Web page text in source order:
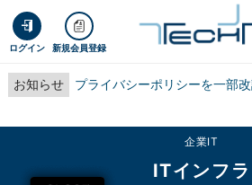
ログイン 新規会員登録
お知らせ プライバシーポリシーを一部
企業IT
ITインフラ